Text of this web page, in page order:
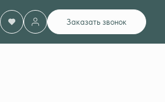
Заказать звонок